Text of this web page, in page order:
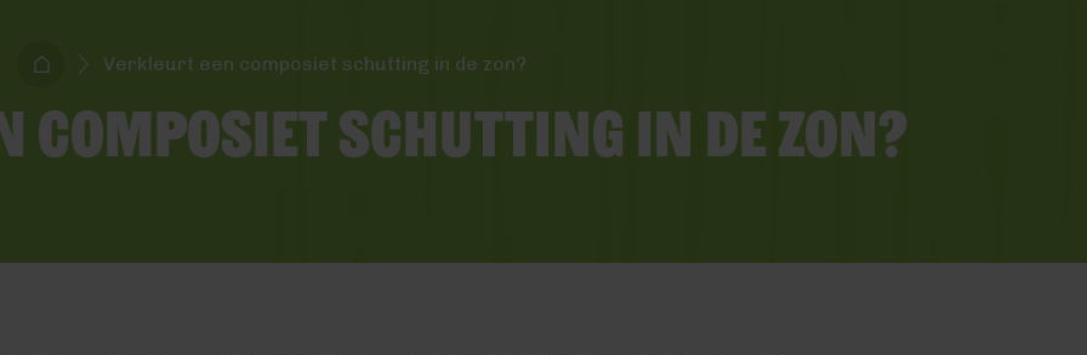
Verkleurt een composiet schutting in de zon?
composiet schutting in de zon?